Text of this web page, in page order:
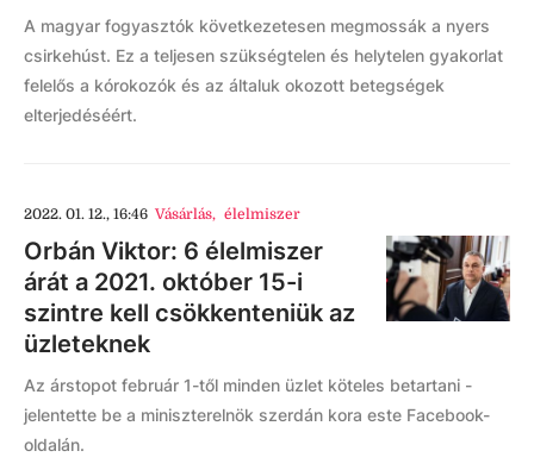
A magyar fogyasztók következetesen megmossák a nyers
csirkehúst. Ez a teljesen szükségtelen és helytelen gyakorlat
felelős a kórokozók és az általuk okozott betegségek
elterjedéséért.
2022. 01. 12., 16:46 Vásárlás, élelmiszer
Orbán Viktor: 6 élelmiszer
árát a 2021. október 15-i
szintre kell csökkenteniük az
üzleteknek
Az árstopot február 1-től minden üzlet köteles betartani -
jelentette be a miniszterelnök szerdán kora este Facebook-
oldalán.